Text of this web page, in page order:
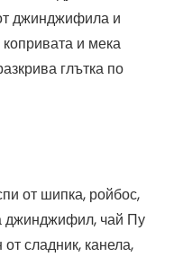
джинджифила и
и мека
глътка по
от шипка, ройбос,
джинджифил, чай Пу
сладник, канела,